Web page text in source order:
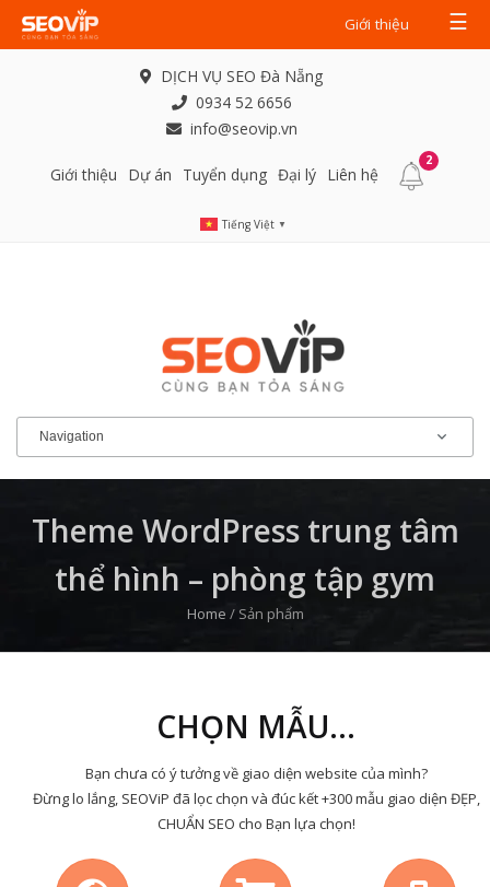
Giới thiệu ☰
DỊCH VỤ SEO Đà Nẵng
0934 52 6656
info@seovip.vn
Giới thiệu Dự án Tuyển dụng Đại lý Liên hệ
2
Tiếng Việt ▼
Theme WordPress trung tâm
thể hình – phòng tập gym
Home / Sản phẩm
CHỌN MẪU...
Bạn chưa có ý tưởng về giao diện website của mình?
Đừng lo lắng, SEOViP đã lọc chọn và đúc kết +300 mẫu giao diện ĐẸP,
CHUẨN SEO cho Bạn lựa chọn!